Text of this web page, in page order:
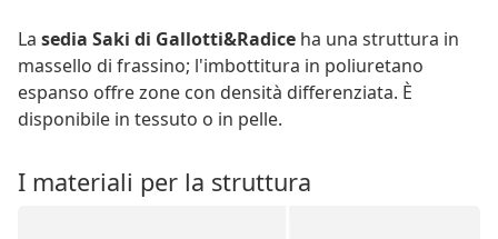
La sedia Saki di Gallotti&Radice ha una struttura in
massello di frassino; l'imbottitura in poliuretano
espanso offre zone con densità differenziata. È
disponibile in tessuto o in pelle.
I materiali per la struttura